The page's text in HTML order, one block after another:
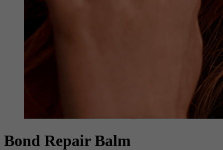
Bond Repair Balm